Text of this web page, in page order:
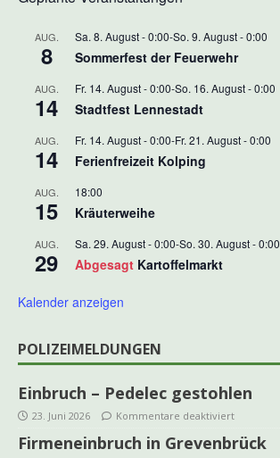
AUG.
8
Sa. 8. August - 0:00-So. 9. August - 0:00
Sommerfest der Feuerwehr
AUG.
14
Fr. 14. August - 0:00-So. 16. August - 0:00
Stadtfest Lennestadt
AUG.
14
Fr. 14. August - 0:00-Fr. 21. August - 0:00
Ferienfreizeit Kolping
AUG.
15
18:00
Kräuterweihe
AUG.
29
Sa. 29. August - 0:00-So. 30. August - 0:00
Abgesagt Kartoffelmarkt
Kalender anzeigen
POLIZEIMELDUNGEN
Einbruch – Pedelec gestohlen
23. Juni 2026 Kommentare deaktiviert
Firmeneinbruch in Grevenbrück